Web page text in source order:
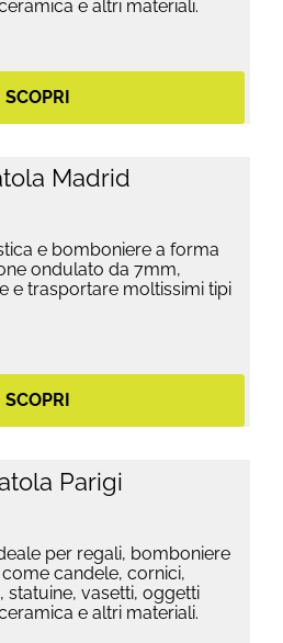
e altri materiali.
SCOPRI
e bomboniere a forma
ondulato da 7mm,
e trasportare moltissimi tipi
SCOPRI
per regali, bomboniere
candele, cornici,
vasetti, oggetti
e altri materiali.